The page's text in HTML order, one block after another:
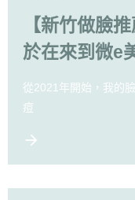
【新竹做臉
於在來到微e
從2021年開始，我的
痘